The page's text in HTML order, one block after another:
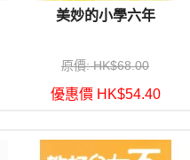
美妙的小學六年
原價: HK$68.00
優惠價 HK$54.40